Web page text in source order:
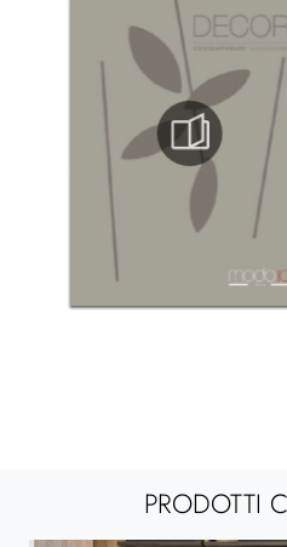
PRODOTTI